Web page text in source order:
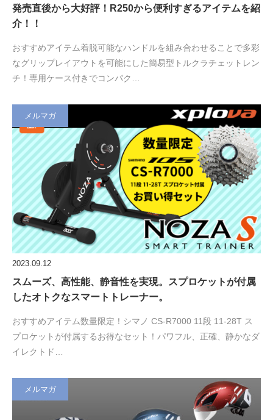
発売直後から大好評！R250から便利すぎるアイテムを紹
介！！
おすすめアイテム着脱可能なハンドルを組み合わせることで多彩
なグリップレイアウトを可能にした簡易型トルクラチェットレン
チ！専用ケース付きでコンパク…
メルマガ
2023.09.12
スムーズ、高性能、静音性を実現。スプロケットが付属
したオトクなスマートトレーナー。
おすすめアイテム数量限定！シマノ CS-R7000 11段 11-28T ス
プロケットが付属するお得なセット！パワフル、正確、静かなダ
イレクトド…
メルマガ